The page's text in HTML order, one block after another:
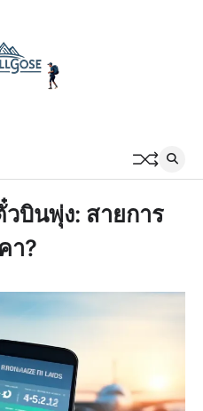
บินพุ่ง: สายการ
า?